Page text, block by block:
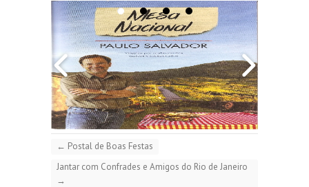
← Postal de Boas Festas
Jantar com Confrades e Amigos do Rio de Janeiro
→